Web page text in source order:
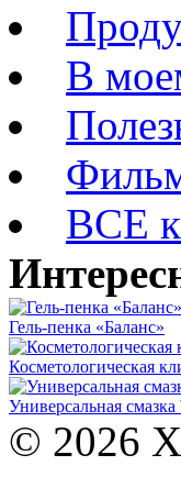
В
ВСЕ
Гель-пенка «Баланс»
Косметологическая
Универсальная
© 2026